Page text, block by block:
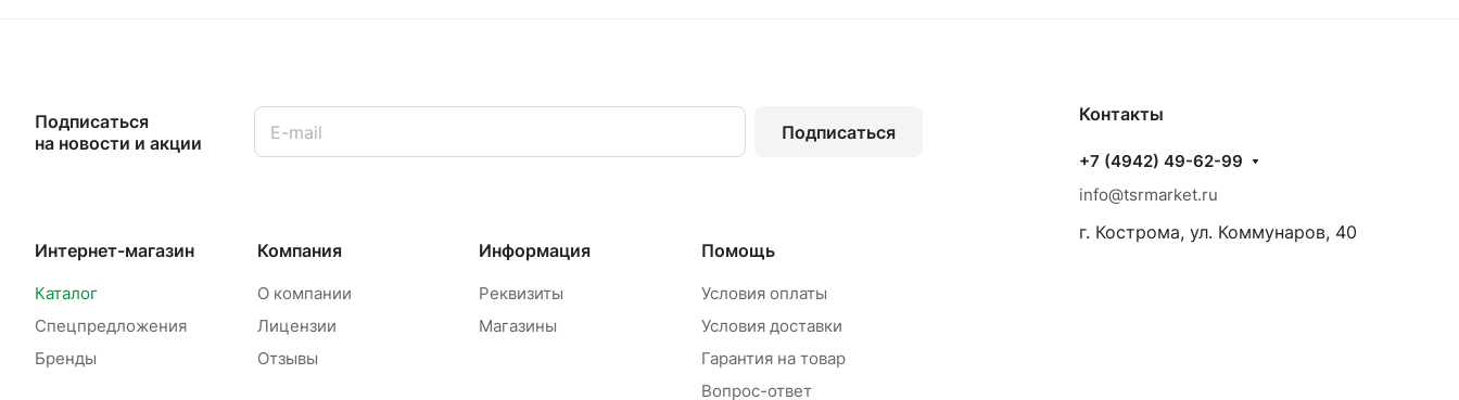
Подписаться
на новости и акции
Подписаться
Интернет-магазин
Каталог
Спецпредложения
Бренды
Компания
О компании
Лицензии
Отзывы
Информация
Реквизиты
Магазины
Помощь
Условия оплаты
Условия доставки
Гарантия на товар
Вопрос-ответ
Контакты
+7 (4942) 49-62-99
info@tsrmarket.ru
г. Кострома, ул. Коммунаров, 40